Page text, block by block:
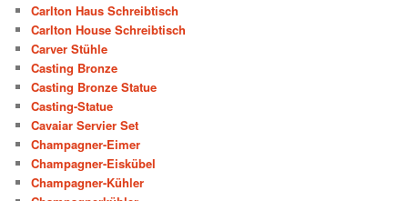
Carlton Haus Schreibtisch
Carlton House Schreibtisch
Carver Stühle
Casting Bronze
Casting Bronze Statue
Casting-Statue
Cavaiar Servier Set
Champagner-Eimer
Champagner-Eiskübel
Champagner-Kühler